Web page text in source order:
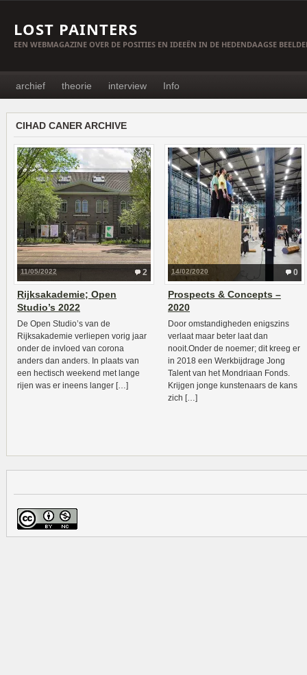
LOST PAINTERS
EEN WEBMAGAZINE OVER DE POSITIES EN IDEEËN IN DE HEDENDAAGSE
archief theorie interview Info
CIHAD CANER ARCHIVE
2
11/05/2022
Rijksakademie; Open
Studio’s 2022
De Open Studio’s van de
Rijksakademie verliepen vorig jaar
onder de invloed van corona
anders dan anders. In plaats van
een hectisch weekend met lange
rijen was er ineens langer […]
0
14/02/2020
Prospects & Concepts –
2020
Door omstandigheden enigszins
verlaat maar beter laat dan
nooit.Onder de noemer; dit kreeg er
in 2018 een Werkbijdrage Jong
Talent van het Mondriaan Fonds.
Krijgen jonge kunstenaars de kans
zich […]